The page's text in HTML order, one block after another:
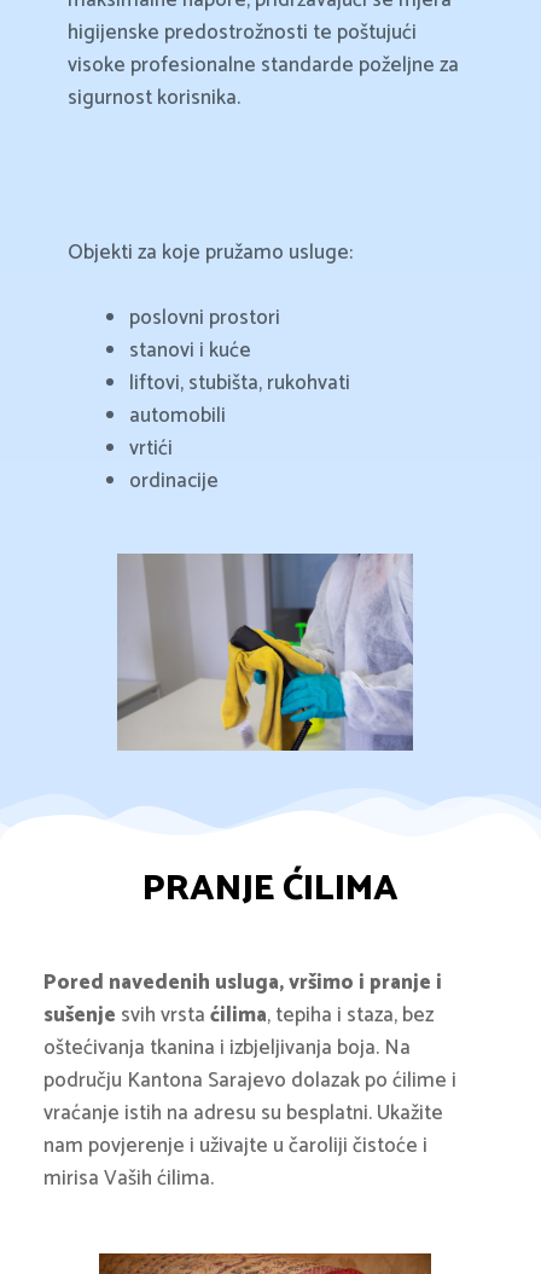
higijenske predostrožnosti te poštujući
visoke profesionalne standarde poželjne za
sigurnost korisnika.
Objekti za koje pružamo usluge:
poslovni prostori
stanovi i kuće
liftovi, stubišta, rukohvati
automobili
vrtići
ordinacije
PRANJE ĆILIMA
Pored navedenih usluga, vršimo i pranje i
sušenje svih vrstaćilima, tepiha i staza, bez
oštećivanja tkanina i izbjeljivanja boja. Na
području Kantona Sarajevo dolazak po ćilime i
vraćanje istih na adresu su besplatni. Ukažite
nam povjerenje i uživajte u čaroliji čistoće i
mirisa Vaših ćilima.